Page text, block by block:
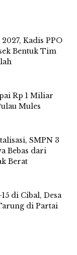
Kadis PPO
Bentuk Tim
Rp 1 Miliar
Mules
SMPN 3
Bebas dari
Berat
di Cibal, Desa
di Partai